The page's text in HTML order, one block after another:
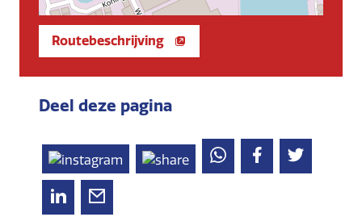
Routebeschrijving
Deel deze pagina